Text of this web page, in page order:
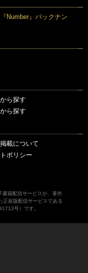
Number』バックナン
ら探す
ら探す
載について
ポリシー
書籍配信サービスが、著作
正規版配信サービスである
号）です。